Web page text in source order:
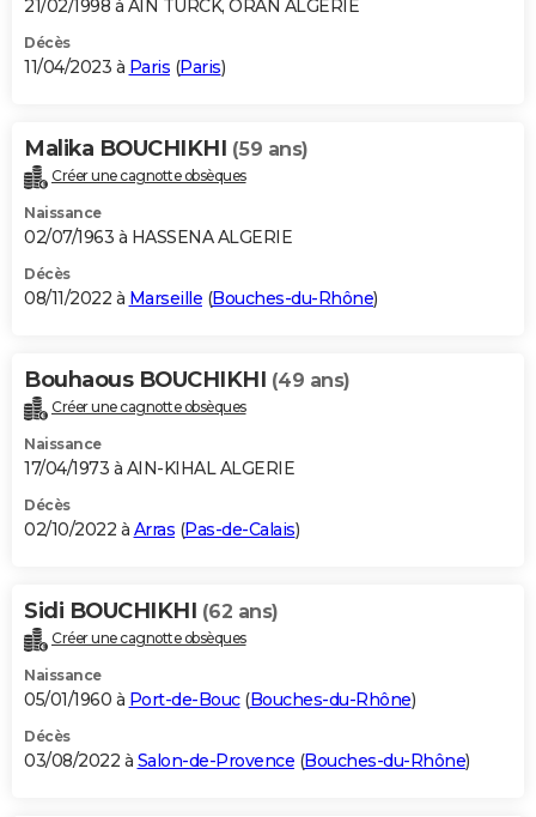
21/02/1998 à AIN TURCK, ORAN ALGERIE
Décès
11/04/2023 à Paris (Paris)
Malika BOUCHIKHI (59 ans)
Créer une cagnotte obsèques
Naissance
02/07/1963 à HASSENA ALGERIE
Décès
08/11/2022 à Marseille (Bouches-du-Rhône)
Bouhaous BOUCHIKHI (49 ans)
Créer une cagnotte obsèques
Naissance
17/04/1973 à AIN-KIHAL ALGERIE
Décès
02/10/2022 à Arras (Pas-de-Calais)
Sidi BOUCHIKHI (62 ans)
Créer une cagnotte obsèques
Naissance
05/01/1960 à Port-de-Bouc(Bouches-du-Rhône)
Décès
03/08/2022 à Salon-de-Provence (Bouches-du-Rhône)